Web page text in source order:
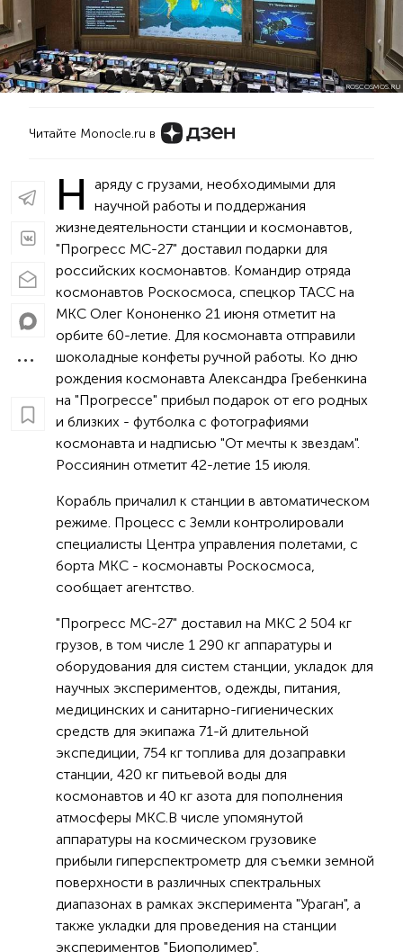
ROSCOSMOS.RU
Читайте Monocle.ru в
Н
аряду с грузами, необходимыми для
научной работы и поддержания
жизнедеятельности станции и космонавтов,
"Прогресс МС-27" доставил подарки для
российских космонавтов. Командир отряда
космонавтов Роскосмоса, спецкор ТАСС на
МКС Олег Кононенко 21 июня отметит на
орбите 60-летие. Для космонавта отправили
шоколадные конфеты ручной работы. Ко дню
рождения космонавта Александра Гребенкина
на "Прогрессе" прибыл подарок от его родных
и близких - футболка с фотографиями
космонавта и надписью "От мечты к звездам".
Россиянин отметит 42-летие 15 июля.
Корабль причалил к станции в автоматическом
режиме. Процесс с Земли контролировали
специалисты Центра управления полетами, с
борта МКС - космонавты Роскосмоса,
сообщает агентство.
"Прогресс МС-27" доставил на МКС 2 504 кг
грузов, в том числе 1 290 кг аппаратуры и
оборудования для систем станции, укладок для
научных экспериментов, одежды, питания,
медицинских и санитарно-гигиенических
средств для экипажа 71-й длительной
экспедиции, 754 кг топлива для дозаправки
станции, 420 кг питьевой воды для
космонавтов и 40 кг азота для пополнения
атмосферы МКС.В числе упомянутой
аппаратуры на космическом грузовике
прибыли гиперспектрометр для съемки земной
поверхности в различных спектральных
диапазонах в рамках эксперимента "Ураган", а
также укладки для проведения на станции
экспериментов "Биополимер",